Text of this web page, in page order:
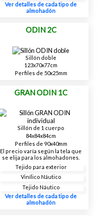
Ver detalles de cada tipo de
almohadón
ODIN 2C
Sillón doble
123x70x77cm
Perfiles de 50x25mm
GRAN ODIN 1C
Sillón de 1 cuerpo
84x84x84cm
Perfiles de 90x40mm
El precio varía según la tela que
se elija para los almohadones.
Tejido para exterior
Vinílico Náutico
Tejido Náutico
Ver detalles de cada tipo de
almohadón